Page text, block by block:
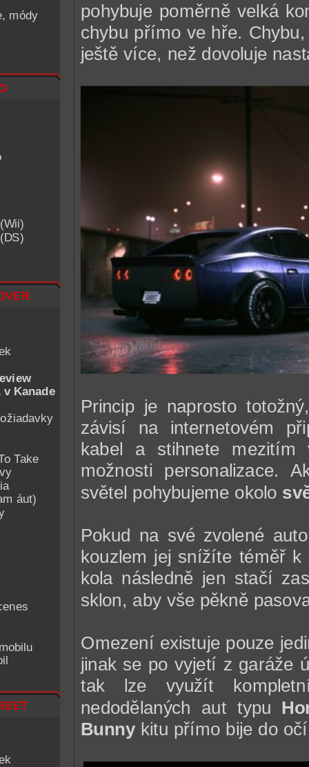
módy
v Kanade
Take
áut)
pohybuje poměrně velká
chybu přímo ve hře.
ještě více, než dovoluje
Princip je naprosto
závisí na internetovém
kabel a stihnete mezitím
možnosti personalizace.
světel pohybujeme okolo
Pokud na své zvolené
kouzlem jej snížíte téměř
kola následně jen stačí
sklon, aby vše pěkně
Omezení existuje pouze
jinak se po vyjetí z garáže
tak lze využít
nedodělaných aut typu
Bunny kitu přímo bije do